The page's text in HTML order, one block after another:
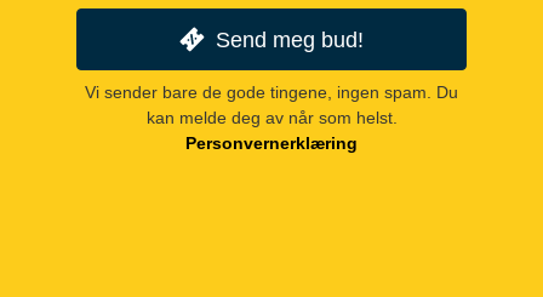
Send meg bud!
Vi sender bare de gode tingene, ingen spam. Du
kan melde deg av når som helst.
Personvernerklæring